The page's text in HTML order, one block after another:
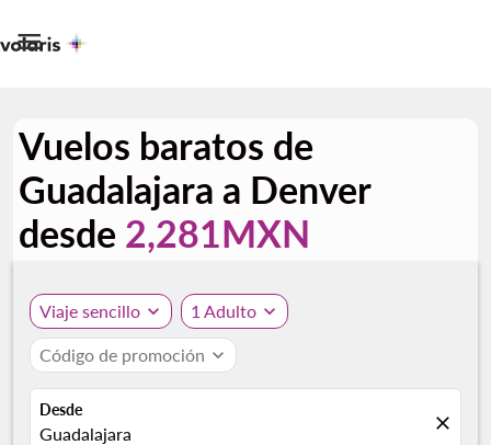

Vuelos baratos de
Guadalajara a Denver
desde 2,281MXN
Viaje sencillo expand_more 1 Adulto expand_more
Código de promoción expand_more
Desde
Guadalajara close